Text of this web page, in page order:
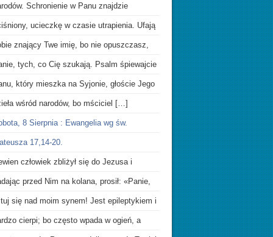
Schronienie w Panu znajdzie
ucieczkę w czasie utrapienia. Ufają
znający Twe imię, bo nie opuszczasz,
tych, co Cię szukają. Psalm śpiewajcie
który mieszka na Syjonie, głoście Jego
wśród narodów, bo mściciel […]
8 Sierpnia : Ewangelia wg św.
17,14-20.
człowiek zbliżył się do Jezusa i
przed Nim na kolana, prosił: «Panie,
się nad moim synem! Jest epileptykiem i
cierpi; bo często wpada w ogień, a